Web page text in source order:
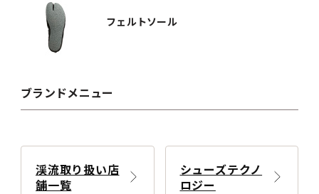
フェルトソール
ブランドメニュー
渓流取り扱い店
舗一覧
シューズテクノ
ロジー